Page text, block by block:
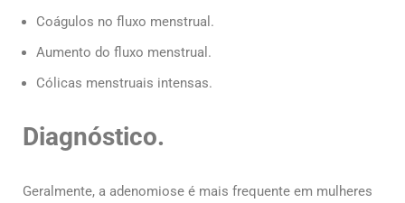
Coágulos no fluxo menstrual.
Aumento do fluxo menstrual.
Cólicas menstruais intensas.
Diagnóstico.
Geralmente, a adenomiose é mais frequente em mulheres